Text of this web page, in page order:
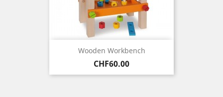
Wooden Workbench
Price
CHF60.00